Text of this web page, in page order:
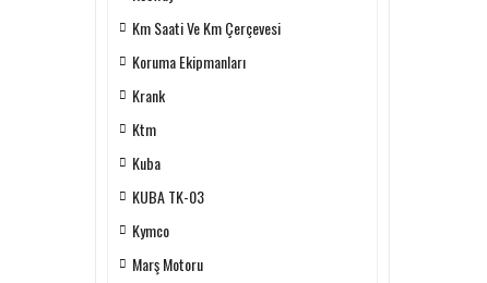
Km Saati Ve Km Çerçevesi
Koruma Ekipmanları
Krank
Ktm
Kuba
KUBA TK-03
Kymco
Marş Motoru